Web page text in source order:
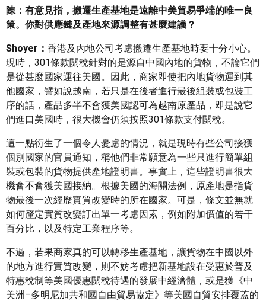
陳：有意見指，搬遷生產基地是遠離中美貿易爭端的唯一良
策。你對供應鏈及產地來源調整有甚麼建議？
Shoyer： 香港及內地公司考慮搬遷生產基地時要十分小心。
現時，301條款關稅針對的是源自中國內地的貨物，不論它們
是從甚麼國家運往美國。因此，商家即使把內地貨物運到其
他國家，譬如說越南，若只是在後者進行最後組裝或包裝工
序的話，產品多半不會獲美國認可為越南原產品，即是說它
們進口美國時，很大機會仍須按照301條款支付關稅。
這一點衍生了一個令人憂慮的情況，就是現時有些公司接獲
個別國家的官員通知，稱他們非常願意為一些只進行簡單組
裝或包裝的貨物提供產地證明書。事實上，這些證明書很大
機會不會獲美國接納。根據美國的海關法例，原產地是指貨
物最後一次經歷實質改變時的所在國家。可是，條文並無就
如何釐定實質改變訂出單一考慮因素，例如附加價值的若干
百分比，以及特定工業程序等。
不過，若果商家真的可以轉移生產基地，讓貨物在中國以外
的地方進行實質改變，則不妨考慮把新基地設在受惠於普及
特惠稅制等美國優惠關稅待遇的發展中經濟體，或是獲《中
美洲–多明尼加共和國自由貿易協定》等美國自貿安排覆蓋的